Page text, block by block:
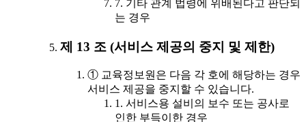
7. 기타 관계 법령에 위배된다고 판단되
는 경우
제 13 조 (서비스 제공의 중지 및 제한)
① 교육정보원은 다음 각 호에 해당하는 경우
서비스 제공을 중지할 수 있습니다.
1. 서비스용 설비의 보수 또는 공사로
인한 부득이한 경우